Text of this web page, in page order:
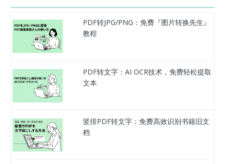
PDF转JPG/PNG：免费『图片转换先生』
教程
PDF转文字：AI OCR技术，免费轻松提取
文本
竖排PDF转文字：免费高效识别书籍旧文
档